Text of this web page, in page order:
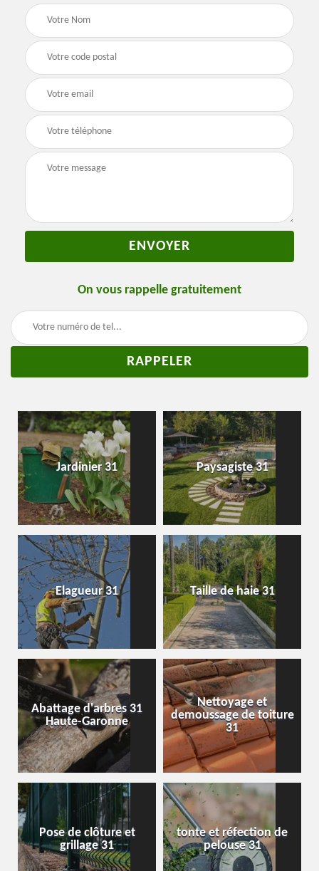
On vous rappelle gratuitement
Jardinier 31 Paysagiste 31
Elagueur 31 Taille de haie 31
Abattage d'arbres 31
Haute-Garonne
Nettoyage et
demoussage de toiture
31
Pose de clôture et
grillage 31
tonte et réfection de
pelouse 31